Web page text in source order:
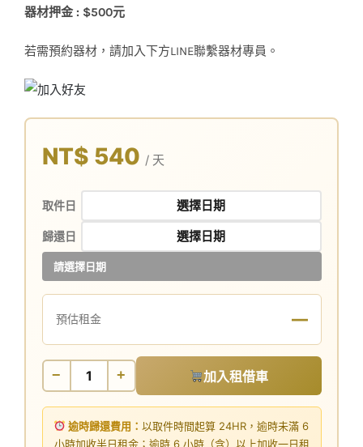
器材押金 : $500元
若需預約器材，請加入下方LINE聯繫器材專員。
NT$ 540 / 天
取件日
歸還日
請選擇日期
預估租金 —
− + 加入租借車
逾時歸還費用：以取件時間起算 24HR，逾時未滿 6
小時加收半日租金；逾時 6 小時（含）以上加收一日租